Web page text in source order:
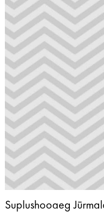
Suplushooaeg